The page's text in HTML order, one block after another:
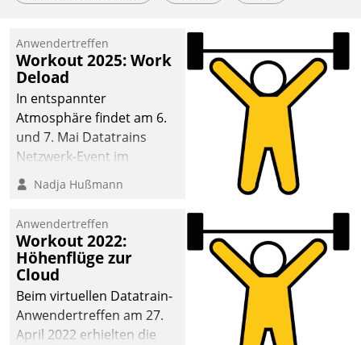
Anwendertreffen
Workout 2025: Work
Deload
In entspannter
Atmosphäre findet am 6.
und 7. Mai Datatrains
Netzwerk-Event im
Kunden- und Partnerkreis
statt. Zentrale Frage: Wie
Mammutprojekte
meistern und Workloads
wuppen – bei zunehmend
anspruchsvollen
Aufgaben und
abnehmendem
Nadja Hußmann
Anwendertreffen
Workout 2022:
Höhenflüge zur
Cloud
Beim virtuellen Datatrain-
Anwendertreffen am 27.
April 2022 erhielten die